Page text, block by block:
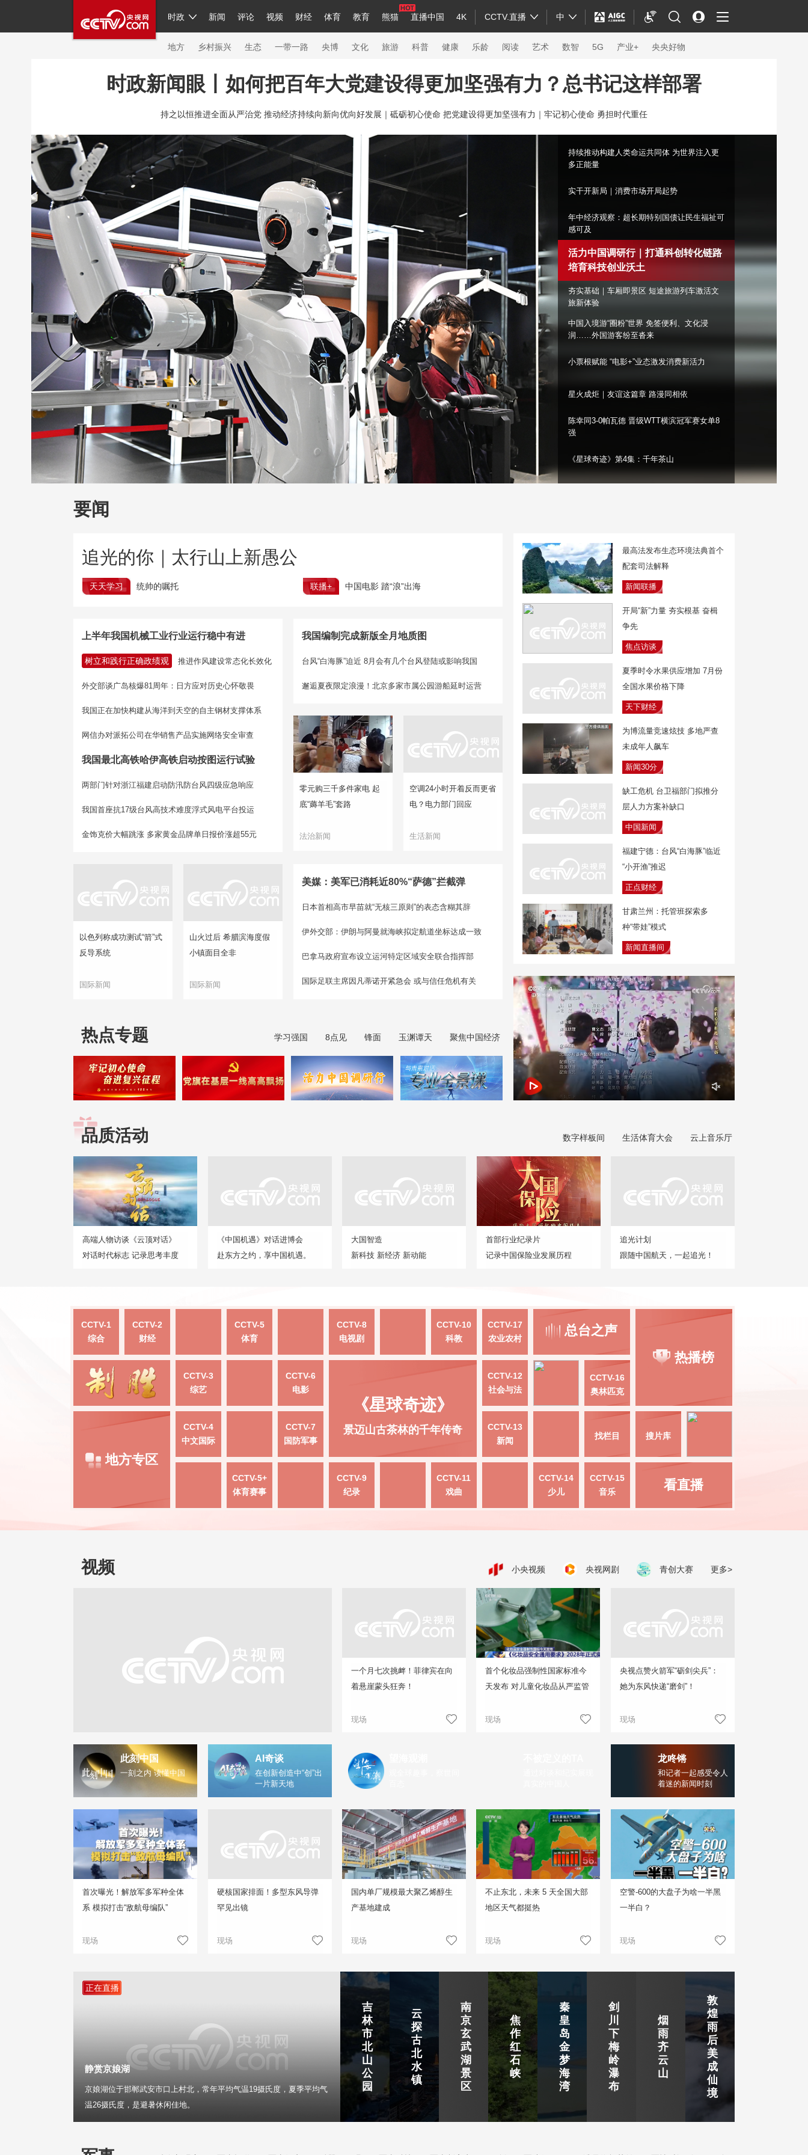
时政 新闻 评论 视频 财经 体育 教育 熊猫 直播中国 4K CCTV.直播 中
人民领袖习近平 联播+ 中国领导人 央视快评 习式妙语 热解读 天天学习
直播 片库 栏目大全 节目单 听音 微视频 主持人 下载央视影音
繁体 海外频道 iPanda English Монгол
地方 乡村振兴 生态 一带一路 央博 文化 旅游 科普 健康 乐龄 阅读 艺术 数智 5G 产业+ 央央好物
总台春晚 网络春晚 共产党员网 秧纪录 纪录片网 国家大剧院 大型活动
新闻 国内 国际 评论 经济 军事 科技 法治 文娱 人物 公益 图片
人民领袖习近平 联播+ 天天学习 习式妙语 央视网评 光华锐评
小央视频 小央直播 熊猫频道 VR/AR 4K专区 全景新闻
前线 比划 快看 蓝海中国 新兵请入列 人生第一次
体育 直播 竞猜 2026年世界杯 2026年冬奥会 CBA NBA 中超 国足 国际足球 综合体育
VIP会员 CCTV奥林匹克频道 生活体育大会 体育江湖 文化体育 冰雪道路 足球道路
财经 教育 乡村振兴 生态环境 一带一路 央博 非遗 科普 乐龄 阅读 艺术 汽车 数智 5G 产业+
大国智造 大国展会 大国保险 云顶对话 云起 超级工厂 智敬中国 全民健康 颜选攻略 海洋 时尚 天气 才艺
CCTV.节目官网 直播 节目单 栏目 片库 热播榜 总台企业白名单
时政新闻眼丨如何把百年大党建设得更加坚强有力？总书记这样部署
持之以恒推进全面从严治党 推动经济持续向新向优向好发展｜ 砥砺初心使命 把党建设得更加坚强有力｜ 牢记初心使命 勇担时代重任
持续推动构建人类命运共同体 为世界注入更
多正能量
实干开新局｜消费市场开局起势
年中经济观察：超长期特别国债让民生福祉可
感可及
活力中国调研行｜打通科创转化链路
培育科技创业沃土
夯实基础｜车厢即景区 短途旅游列车激活文
旅新体验
中国入境游“圈粉”世界 免签便利、文化浸
润……外国游客纷至沓来
小票根赋能 “电影+”业态激发消费新活力
星火成炬｜友谊这篇章 路漫同相依
陈幸同3-0帕瓦德 晋级WTT横滨冠军赛女单8
强
《星球奇迹》第4集：千年茶山
要闻
追光的你｜太行山上新愚公
天天学习 统帅的嘱托 联播+ 中国电影 踏“浪”出海
上半年我国机械工业行业运行稳中有进
树立和践行正确政绩观 推进作风建设常态化长效化
外交部谈广岛核爆81周年：日方应对历史心怀敬畏
我国正在加快构建从海洋到天空的自主钢材支撑体系
网信办对派拓公司在华销售产品实施网络安全审查
我国最北高铁哈伊高铁启动按图运行试验
两部门针对浙江福建启动防汛防台风四级应急响应
我国首座抗17级台风高技术难度浮式风电平台投运
金饰克价大幅跳涨 多家黄金品牌单日报价涨超55元
我国编制完成新版全月地质图
台风“白海豚”迫近 8月会有几个台风登陆或影响我国
邂逅夏夜限定浪漫！北京多家市属公园游船延时运营
零元购三千多件家电 起
底“薅羊毛”套路
法治新闻
空调24小时开着反而更省
电？电力部门回应
生活新闻
以色列称成功测试“箭”式
反导系统
国际新闻
山火过后 希腊滨海度假
小镇面目全非
国际新闻
美媒：美军已消耗近80%“萨德”拦截弹
日本首相高市早苗就“无核三原则”的表态含糊其辞
伊外交部：伊朗与阿曼就海峡拟定航道坐标达成一致
巴拿马政府宣布设立运河特定区域安全联合指挥部
国际足联主席因凡蒂诺开紧急会 或与信任危机有关
热点专题 学习强国 8点见 锋面 玉渊谭天 聚焦中国经济
最高法发布生态环境法典首个
配套司法解释
新闻联播
开局“新”力量 夯实根基 奋楫
争先
焦点访谈
夏季时令水果供应增加 7月份
全国水果价格下降
天下财经
为博流量竞速炫技 多地严查
未成年人飙车
新闻30分
缺工危机 台卫福部门拟推分
层人力方案补缺口
中国新闻
福建宁德：台风“白海豚”临近
“小开渔”推迟
正点财经
甘肃兰州：托管班探索多
种“带娃”模式
新闻直播间
品质活动 数字样板间 生活体育大会 云上音乐厅
高端人物访谈《云顶对话》
对话时代标志 记录思考丰度
《中国机遇》对话进博会
赴东方之约，享中国机遇。
大国智造
新科技 新经济 新动能
首部行业纪录片
记录中国保险业发展历程
追光计划
跟随中国航天，一起追光！
CCTV-1
综合
CCTV-2
财经
CCTV-5
体育
CCTV-8
电视剧
CCTV-10
科教
CCTV-17
农业农村
总台之声
热播榜
CCTV-3
综艺
CCTV-6
电影
《星球奇迹》
景迈山古茶林的千年传奇
CCTV-12
社会与法
CCTV-16
奥林匹克
地方专区
CCTV-4
中文国际
CCTV-7
国防军事
CCTV-13
新闻
找栏目 搜片库
CCTV-5+
体育赛事
CCTV-9
纪录
CCTV-11
戏曲
CCTV-14
少儿
CCTV-15
音乐
看直播
视频 更多>
小央视频 央视网剧 青创大赛
一个月七次挑衅！菲律宾在向
着悬崖蒙头狂奔！
现场
首个化妆品强制性国家标准今
天发布 对儿童化妆品从严监管
现场
央视点赞火箭军“砺剑尖兵”：
她为东风快递“磨剑”！
现场
此刻中国
一刻之内 读懂中国
AI奇谈
在创新创造中“创”出
一片新天地
龙咚锵
和记者一起感受令人
着迷的新闻时刻
首次曝光！解放军多军种全体
系 模拟打击“敌航母编队”
现场
硬核国家排面！多型东风导弹
罕见出镜
现场
国内单厂规模最大聚乙烯醇生
产基地建成
现场
不止东北，未来 5 天全国大部
地区天气都挺热
现场
空警-600的大盘子为啥一半黑
一半白？
现场
正在直播
静赏京娘湖
京娘湖位于邯郸武安市口上村北，常年平均气温19摄氏度，夏季平均气
温26摄氏度，是避暑休闲佳地。
吉
林
市
北
山
公
园
云
探
古
北
水
镇
南
京
玄
武
湖
景
区
焦
作
红
石
峡
秦
皇
岛
金
梦
海
湾
剑
川
下
梅
岭
瀑
布
烟
雨
齐
云
山
敦
煌
雨
后
美
成
仙
境